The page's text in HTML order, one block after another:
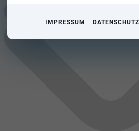
IMPRESSUM DATENSCHUTZ